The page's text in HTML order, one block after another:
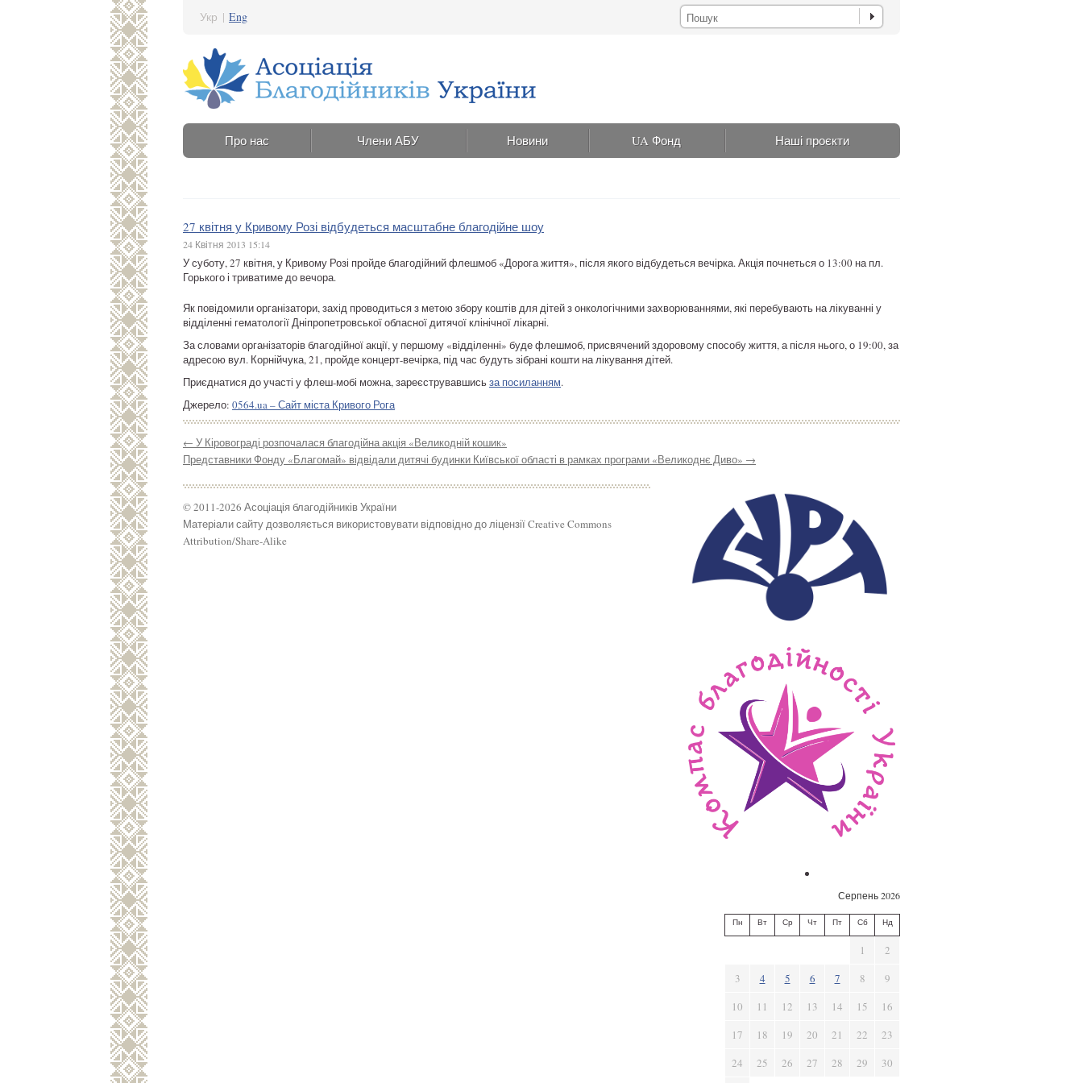
Укр | Eng
Про нас Члени АБУ Новини UA Фонд Наші проєкти
27 квітня у Кривому Розі відбудеться масштабне благодійне шоу
24 Квітня 2013 15:14
У суботу, 27 квітня, у Кривому Розі пройде благодійний флешмоб «Дорога життя», після якого відбудеться вечірка. Акція почнеться о 13:00 на пл.
Горького і триватиме до вечора.
Як повідомили організатори, захід проводиться з метою збору коштів для дітей з онкологічними захворюваннями, які перебувають на лікуванні у
відділенні гематології Дніпропетровської обласної дитячої клінічної лікарні.
За словами організаторів благодійної акції, у першому «відділенні» буде флешмоб, присвячений здоровому способу життя, а після нього, о 19:00, за
адресою вул. Корнійчука, 21, пройде концерт-вечірка, під час будуть зібрані кошти на лікування дітей.
Приєднатися до участі у флеш-мобі можна, зареєструвавшисьза посиланням.
Джерело: 0564.ua – Сайт міста Кривого Рога
← У Кіровограді розпочалася благодійна акція «Великодній кошик»
Представники Фонду «Благомай» відвідали дитячі будинки Київської області в рамках програми «Великоднє Диво» →
Серпень 2026
Пн Вт Ср Чт Пт Сб Нд
1
2
3
4 5 6 7 8
9
10
11 12 13 14 15
16
17
18 19 20 21 22
23
24
25 26 27 28 29 30
© 2011-2026 Асоціація благодійників України
Матеріали сайту дозволяється використовувати відповідно до ліцензії Creative Commons
Attribution/Share-Alike